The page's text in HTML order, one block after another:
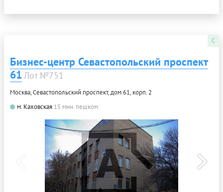
C
Бизнес-центр Севастопольский проспект
61 Лот №751
Москва, Севастопольский проспект, дом 61, корп. 2
м. Каховская 15 мин. пешком